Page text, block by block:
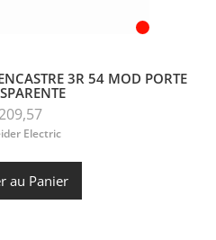
3R 54 MOD PORTE
Electric
au Panier